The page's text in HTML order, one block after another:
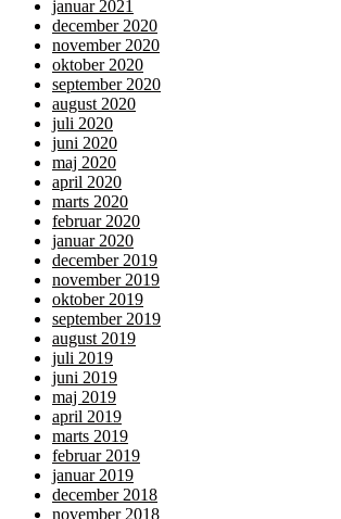
januar 2021
december 2020
november 2020
oktober 2020
september 2020
august 2020
juli 2020
juni 2020
maj 2020
april 2020
marts 2020
februar 2020
januar 2020
december 2019
november 2019
oktober 2019
september 2019
august 2019
juli 2019
juni 2019
maj 2019
april 2019
marts 2019
februar 2019
januar 2019
december 2018
november 2018